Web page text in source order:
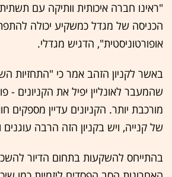
"ראינו חברה איכותית וותיקה עם
הכניסה של מגדל כמשקיע יכולה
אופורטוניסטית", הדגיש מגדלי.
באשר לקניון הזהב אמר כי "התחזיות
שהמעבר לאונליין יפיל את הקניונים -
מורכבת יותר. הקניונים עדיין מספקים
של קנייה, ויש בקניון הזה הרבה
בהתייחס להשקעות בתחום הדיור